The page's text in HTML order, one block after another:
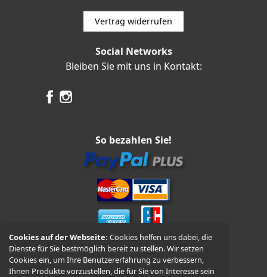
Cookies auf der Webseite:Cookies helfen uns dabei, die
Dienste für Sie bestmöglich bereit zu stellen. Wir setzen
Cookies ein, um Ihre Benutzererfahrung zu verbessern,
Ihnen Produkte vorzustellen, die für Sie von Interesse sein
Vertrag widerrufen
Social Networks
Bleiben Sie mit uns in Kontakt:
So bezahlen Sie!
Vorkasse und Nachnahme